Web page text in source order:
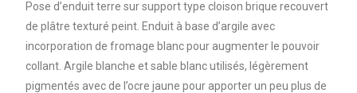
Pose d’enduit terre sur support type cloison brique recouvert
de plâtre texturé peint. Enduit à base d’argile avec
incorporation de fromage blanc pour augmenter le pouvoir
collant. Argile blanche et sable blanc utilisés, légèrement
pigmentés avec de l’ocre jaune pour apporter un peu plus de